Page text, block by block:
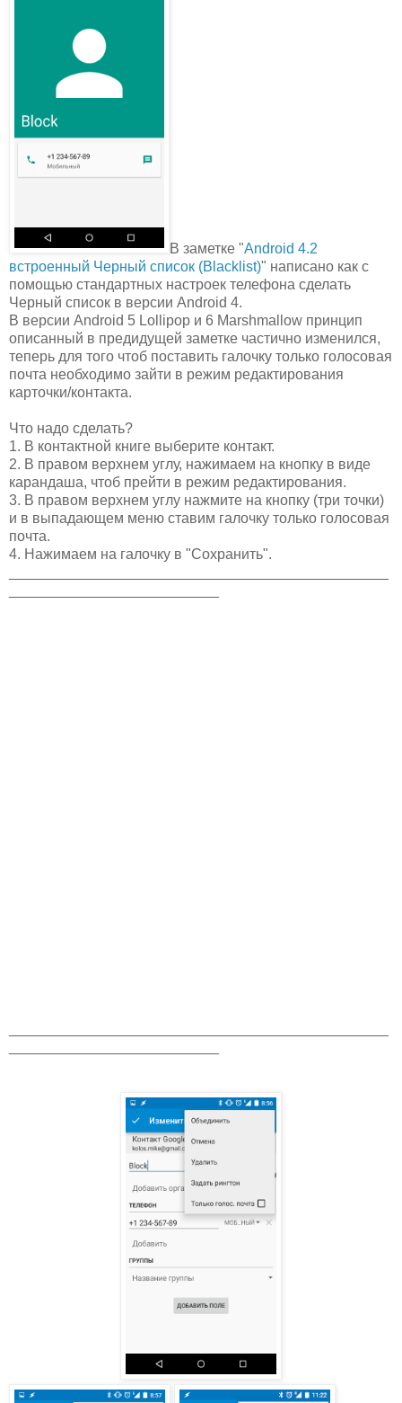
В заметке "Android 4.2
встроенный Черный список (Blacklist)" написано как с
помощью стандартных настроек телефона сделать
Черный список в версии Android 4.
В версии Android 5 Lollipop и 6 Marshmallow принцип
описанный в предидущей заметке частично изменился,
теперь для того чтоб поставить галочку только голосовая
почта необходимо зайти в режим редактирования
карточки/контакта.
Что надо сделать?
1. В контактной книге выберите контакт.
2. В правом верхнем углу, нажимаем на кнопку в виде
карандаша, чтоб прейти в режим редактирования.
3. В правом верхнем углу нажмите на кнопку (три точки)
и в выпадающем меню ставим галочку только голосовая
почта.
4. Нажимаем на галочку в "Сохранить".